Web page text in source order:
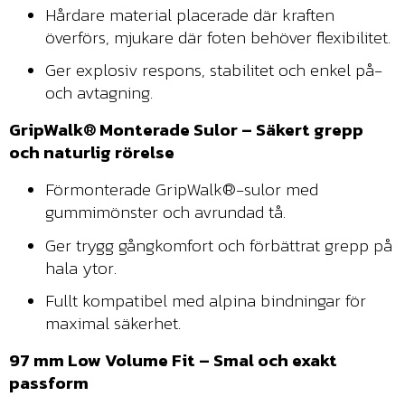
Hårdare material placerade där kraften
överförs, mjukare där foten behöver flexibilitet.
Ger explosiv respons, stabilitet och enkel på-
och avtagning.
GripWalk® Monterade Sulor – Säkert grepp
och naturlig rörelse
Förmonterade GripWalk®-sulor med
gummimönster och avrundad tå.
Ger trygg gångkomfort och förbättrat grepp på
hala ytor.
Fullt kompatibel med alpina bindningar för
maximal säkerhet.
97 mm Low Volume Fit – Smal och exakt
passform